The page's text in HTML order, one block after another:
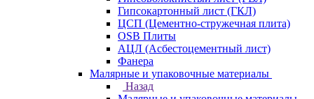
Гипсокартонный лист (ГКЛ)
ЦСП (Цементно-стружечная плита)
OSB Плиты
АЦЛ (Асбестоцементный лист)
Фанера
Малярные и упаковочные материалы
Назад